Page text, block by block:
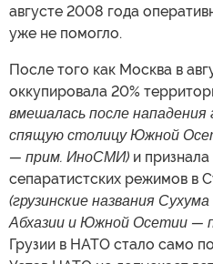
августе 2008 года
уже не помогло.
После того как Москва в
оккупировала 20%
вмешалась после нападения
спящую столицу Южной
— прим. ИноСМИ) и признала
сепаратистских режимов в
(грузинские названия
Абхазии и Южной Осетии —
Грузии в НАТО стало само